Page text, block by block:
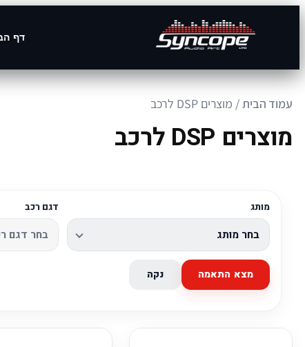
דף
עמוד הבית / מוצרים DSP לרכב
מוצרים DSP לרכב
מותג דגם רכב
מצא התאמה נקה